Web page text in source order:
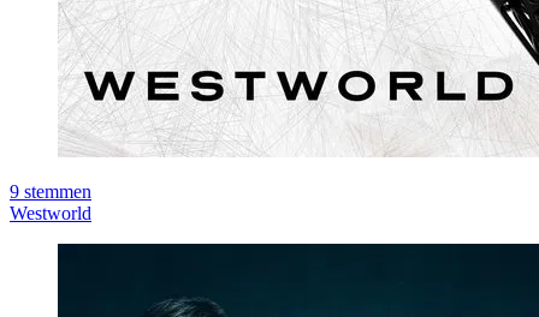
9 stemmen
Westworld